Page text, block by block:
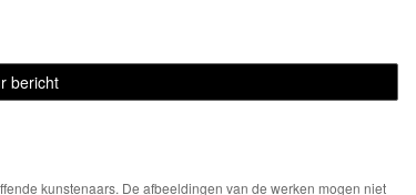
kunstenaars. De afbeeldingen van de werken mogen niet